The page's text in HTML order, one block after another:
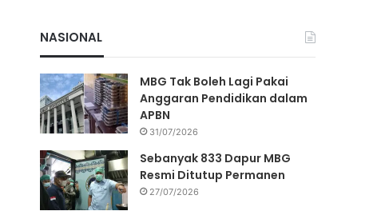
NASIONAL
MBG Tak Boleh Lagi Pakai
Anggaran Pendidikan dalam
APBN
31/07/2026
Sebanyak 833 Dapur MBG
Resmi Ditutup Permanen
27/07/2026